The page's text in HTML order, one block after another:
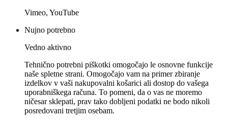
Vimeo, YouTube
Nujno potrebno
Vedno aktivno
Tehnično potrebni piškotki omogočajo le osnovne funkcije
naše spletne strani. Omogočajo vam na primer zbiranje
izdelkov v vaši nakupovalni košarici ali dostop do vašega
uporabniškega računa. To pomeni, da o vas ne moremo
ničesar sklepati, prav tako dobljeni podatki ne bodo nikoli
posredovani tretjim osebam.